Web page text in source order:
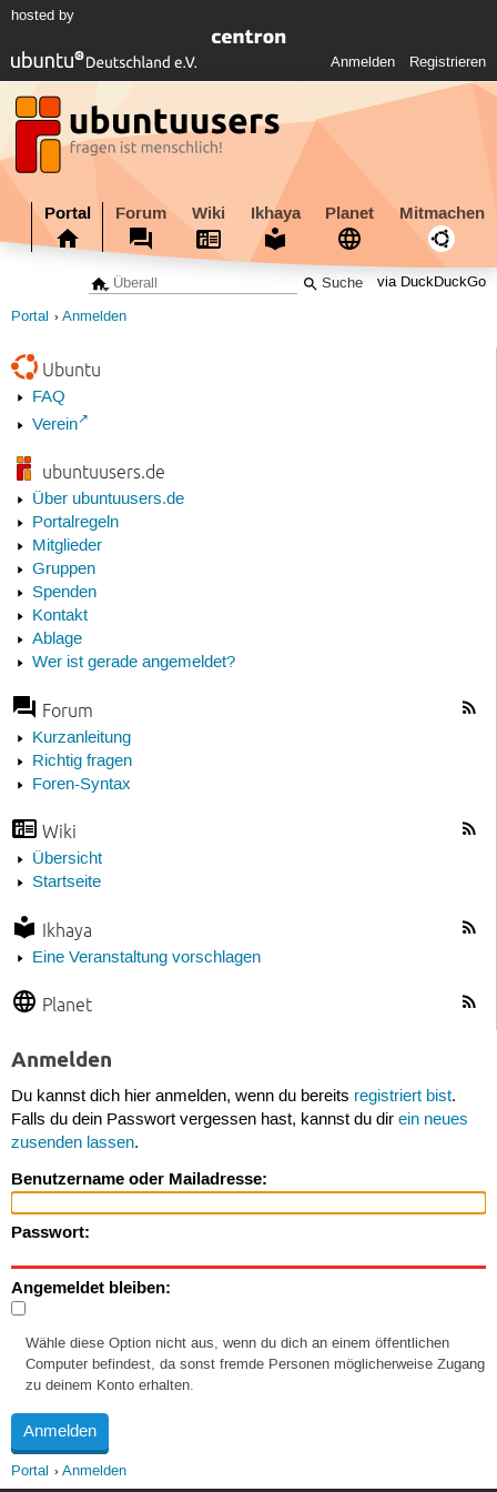
hosted by
Anmelden Registrieren
Portal Forum Wiki Ikhaya Planet Mitmachen
via DuckDuckGo
Portal Anmelden
Ubuntu
FAQ
Verein
ubuntuusers.de
Über ubuntuusers.de
Portalregeln
Mitglieder
Gruppen
Spenden
Kontakt
Ablage
Wer ist gerade angemeldet?
Forum
Kurzanleitung
Richtig fragen
Foren-Syntax
Wiki
Übersicht
Startseite
Ikhaya
Eine Veranstaltung vorschlagen
Planet
Anmelden
Du kannst dich hier anmelden, wenn du bereits registriert bist.
Falls du dein Passwort vergessen hast, kannst du dir ein neues
zusenden lassen.
Benutzername oder Mailadresse:
Passwort:
Angemeldet bleiben:
Wähle diese Option nicht aus, wenn du dich an einem öffentlichen
Computer befindest, da sonst fremde Personen möglicherweise Zugang
zu deinem Konto erhalten.
Portal Anmelden